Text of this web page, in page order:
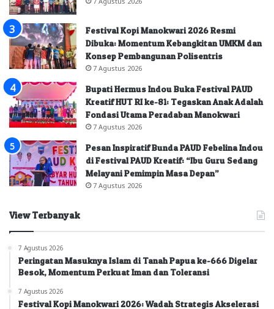
Festival Kopi Manokwari 2026 Resmi
Dibuka: Momentum Kebangkitan UMKM dan
Konsep Pembangunan Polisentris
7 Agustus 2026
Bupati Hermus Indou Buka Festival PAUD
Kreatif HUT RI ke-81: Tegaskan Anak Adalah
Fondasi Utama Peradaban Manokwari
7 Agustus 2026
Pesan Inspiratif Bunda PAUD Febelina Indou
di Festival PAUD Kreatif: “Ibu Guru Sedang
Melayani Pemimpin Masa Depan”
7 Agustus 2026
View Terbanyak
7 Agustus 2026
Peringatan Masuknya Islam di Tanah Papua ke-666 Digelar
Besok, Momentum Perkuat Iman dan Toleransi
7 Agustus 2026
Festival Kopi Manokwari 2026: Wadah Strategis Akselerasi